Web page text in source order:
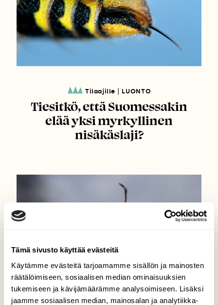
Tämä sivusto käyttää evästeitä
Käytämme evästeitä tarjoamamme sisällön ja mainosten
räätälöimiseen, sosiaalisen median ominaisuuksien
tukemiseen ja kävijämäärämme analysoimiseen. Lisäksi
jaamme sosiaalisen median, mainosalan ja analytiikka-
Tilaajille LUONTO
Tiesitkö, että Suomessakin
elää yksi myrkyllinen
nisäkäslaji?